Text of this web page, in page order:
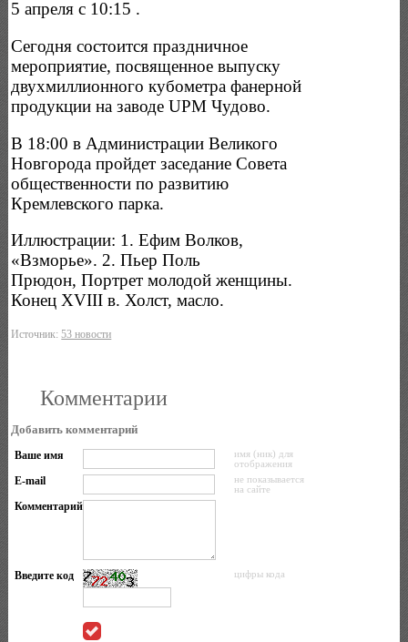
5 апреля с 10:15 .
Сегодня состоится праздничное
мероприятие, посвященное выпуску
двухмиллионного кубометра фанерной
продукции на заводе UPM Чудово.
В 18:00 в Администрации Великого
Новгорода пройдет заседание Совета
общественности по развитию
Кремлевского парка.
Иллюстрации: 1. Ефим Волков,
«Взморье». 2. Пьер Поль
Прюдон, Портрет молодой женщины.
Конец XVIII в. Холст, масло.
Источник:53 новости
Комментарии
Добавить комментарий
Ваше имя
имя (ник) для
отображения
E-mail
не показывается
на сайте
Комментарий
Введите код цифры кода